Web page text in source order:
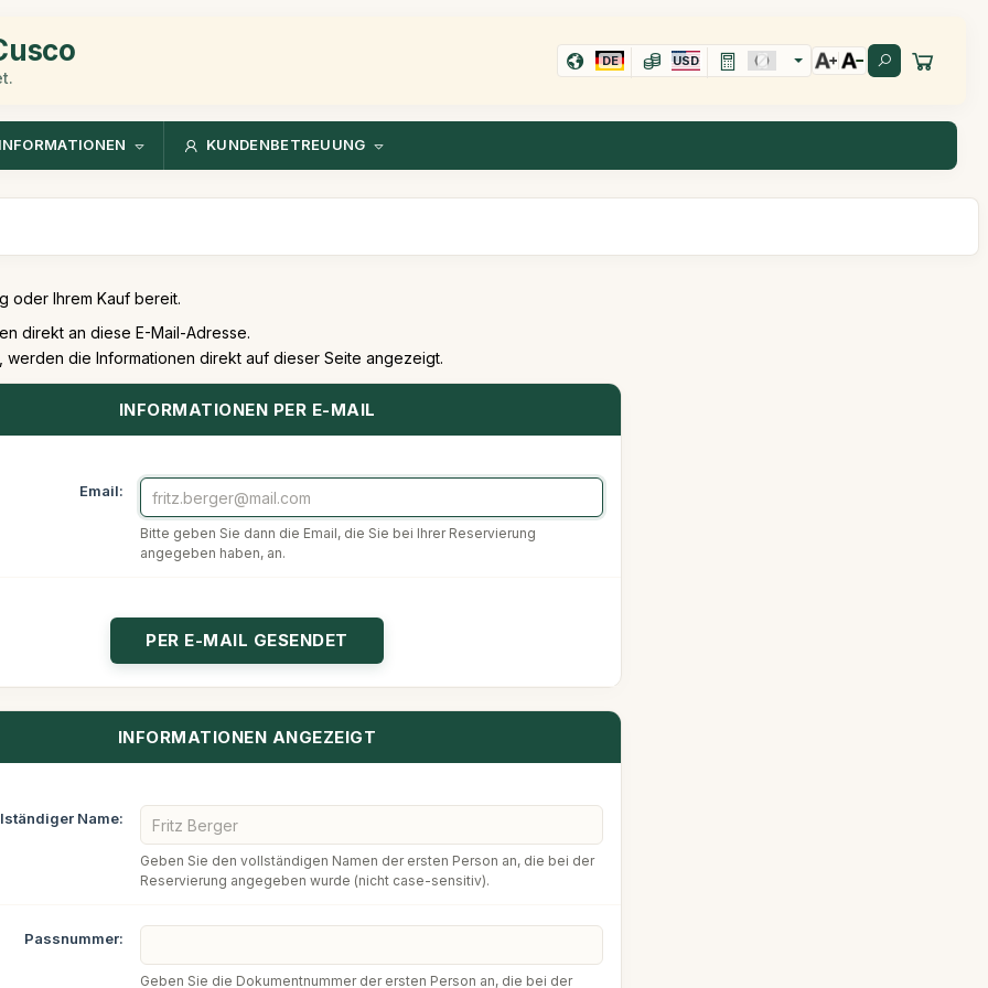
DE USD
KUNDENBETREUUNG
oder Ihrem Kauf bereit.
direkt an diese E-Mail-Adresse.
werden die Informationen direkt auf dieser Seite angezeigt.
INFORMATIONEN PER E-MAIL
Email:
Bitte geben Sie dann die Email, die Sie bei Ihrer Reservierung
angegeben haben, an.
INFORMATIONEN ANGEZEIGT
Name:
Geben Sie den vollständigen Namen der ersten Person an, die bei der
Reservierung angegeben wurde (nicht case-sensitiv).
Passnummer:
Geben Sie die Dokumentnummer der ersten Person an, die bei der